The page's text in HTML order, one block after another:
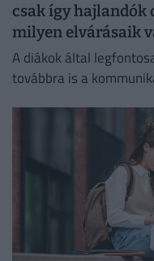
csak így hajlandók
milyen elvárásaik
A diákok által
továbbra is a